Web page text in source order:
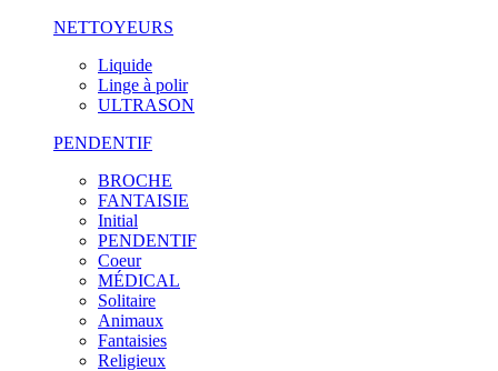
NETTOYEURS
Liquide
Linge à polir
ULTRASON
PENDENTIF
BROCHE
FANTAISIE
Initial
PENDENTIF
Coeur
MÉDICAL
Solitaire
Animaux
Fantaisies
Religieux